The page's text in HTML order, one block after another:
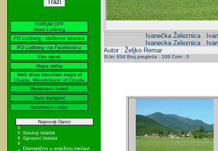
FORUM OFF
Grad Ludbreg
PD Ludbreg - službene stranice
PD Ludbreg- na Facebook-u
Eko vijesti
Mapa weba
Web shop mountain maps of
Croatia, Wanderkarte of Croatia
Restorani i hoteli
Auto kampovi
Apartmani i sobe
Najnoviji članci
Srednji Velebit
Sjeverni Velebit
Dramatično u snježnoj mećavi
Ivanečka Železnica .
Ivanecka Zeleznica .
Autor : Željko Remar
Sl.br: 834 Broj pregleda : 109 Com : 0